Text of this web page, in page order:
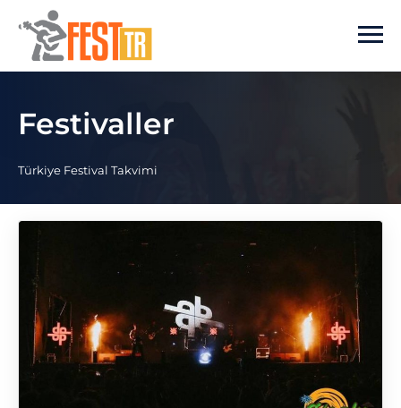
Ana içeriğe atla
Festivaller
Türkiye Festival Takvimi